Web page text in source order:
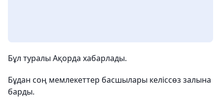
Бұл туралы Ақорда хабарлады.
Бұдан соң мемлекеттер басшылары келіссөз залына
барды.